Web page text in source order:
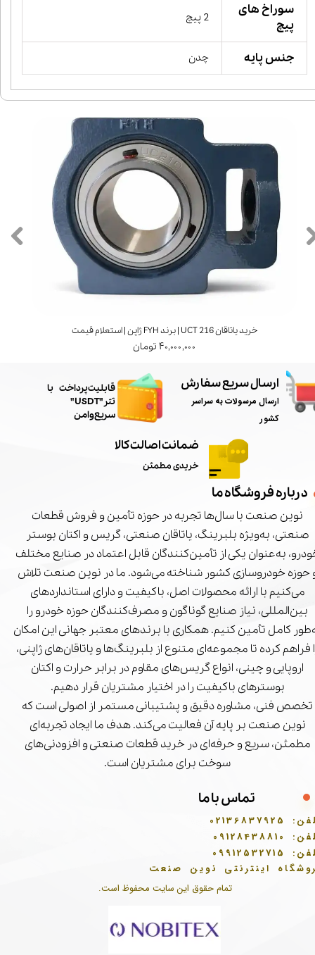
سوراخ های
پیچ
2 پیچ
جنس پایه چدن
خرید یاتاقان UCT 216 | برند FYH ژاپن | استعلام قیمت
۴۰,۰۰۰,۰۰۰ تومان
تمام حقوق این سایت محفوظ است.
ارسال سریع سفارش
ارسال مرسولات به سراسر
کشور
ضمانت اصالت کالا
خریدی مطمئن
درباره فروشگاه ما
نوین صنعت با سال‌ها تجربه در حوزه تأمین و فروش قطعات
صنعتی، به‌ویژه بلبرینگ، یاتاقان صنعتی، گریس و اکتان بوستر
به‌عنوان یکی از تأمین‌کنندگان قابل اعتماد در صنایع مختلف
حوزه خودروسازی کشور شناخته می‌شود. ما در نوین صنعت تلاش
می‌کنیم با ارائه محصولات اصل، باکیفیت و دارای استانداردهای
بین‌المللی، نیاز صنایع گوناگون و مصرف‌کنندگان حوزه خودرو را
کامل تأمین کنیم. همکاری با برندهای معتبر جهانی این امکان
فراهم کرده تا مجموعه‌ای متنوع از بلبرینگ‌ها و یاتاقان‌های ژاپنی،
اروپایی و چینی، انواع گریس‌های مقاوم در برابر حرارت و اکتان
بوسترهای باکیفیت را در اختیار مشتریان قرار دهیم.
تخصص فنی، مشاوره دقیق و پشتیبانی مستمر از اصولی است که
نوین صنعت بر پایه آن فعالیت می‌کند. هدف ما ایجاد تجربه‌ای
مطمئن، سریع و حرفه‌ای در خرید قطعات صنعتی و افزودنی‌های
سوخت برای مشتریان است.
تماس با ما
02136837925
09128438810
09912532715
اینترنتی نوین صنعت
​قابلیت پرداخت با
تتر"USDT"
سریع و امن